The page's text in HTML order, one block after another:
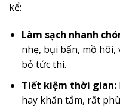
kể:
Làm sạch nhanh
nhẹ, bụi bẩn, mồ
bỏ tức thì.
Tiết kiệm thời gian:
hay khăn tắm, rất